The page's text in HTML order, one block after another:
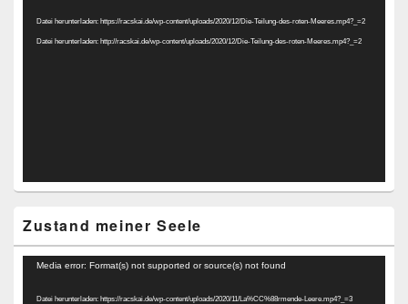
Datei herunterladen: https://racskai.de/wp-content/uploads/2020/12/Die-Teilung-des-roten-Meeres.mp4?_=2
Datei herunterladen: http://racskai.de/wp-content/uploads/2020/12/Die-Teilung-des-roten-Meeres.mp4?_=2
Zustand meiner Seele
Video-
Media error: Format(s) not supported or source(s) not found
Datei herunterladen: https://racskai.de/wp-content/uploads/2020/11/La%CC%88rmende-Leere.mp4?_=3